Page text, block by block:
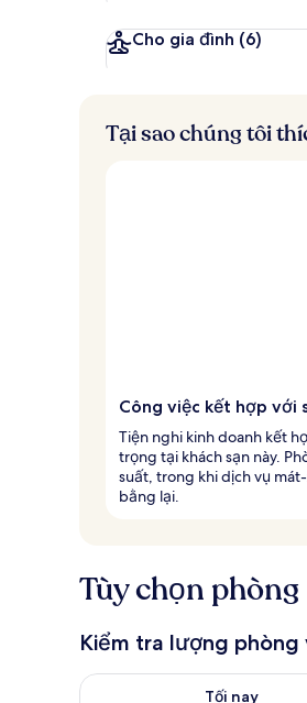
Cho gia đình (6)
Tại sao chúng tôi
Công việc kết hợp với
Tiện nghi kinh doanh kết
trọng tại khách sạn này.
suất, trong khi dịch vụ
bằng lại.
Tùy chọn phòng
Kiểm tra lượng
Tối nay
Kiểm tra lượng phòng tối